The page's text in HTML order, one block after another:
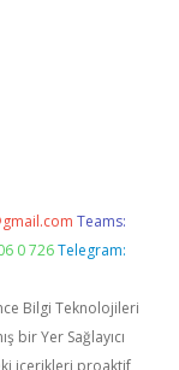
Teams:
0 726 Telegram:
Bilgi Teknolojileri
bir Yer Sağlayıcı
içerikleri proaktif